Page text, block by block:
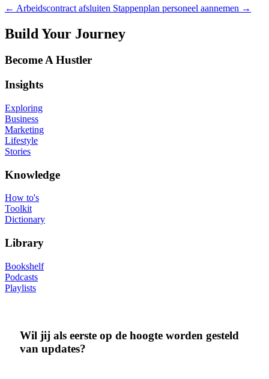
← Arbeidscontract afsluiten Stappenplan personeel aannemen →
Build Your Journey
Become A Hustler
Insights
Exploring
Business
Marketing
Lifestyle
Stories
Knowledge
How to's
Toolkit
Dictionary
Library
Bookshelf
Podcasts
Playlists
Wil jij als eerste op de hoogte worden gesteld
van updates?